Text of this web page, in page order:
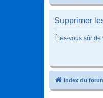
Supprimer
Êtes-vous sûr
Index du